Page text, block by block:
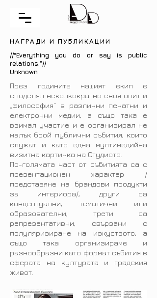
НАГРАДИ И ПУБЛИКАЦИИ
//“Everything you do or say is public
relations.”//
Unknown
През годините нашият екип е
споделял неколкократно своя опит и
„философия“ в различни печатни и
електронни медии, а също така е
взимал участие и е организирал не
малък брой публични събития, които
служат и като една мултимедийна
визитна картичка на Студиото.
По-голямата част от събитията са с
презентационен характер /
представяне на брандови продукти
за интериора/, други са
концептуални, тематични или
образователни; трети са
репрезентативни, свързани с
полуляризиране на изкуството; а
също така организираме и
разнообразни като формат събития в
сферата на културата и градския
живот.